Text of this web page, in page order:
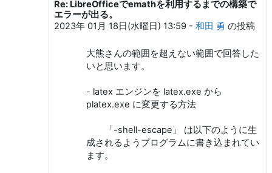
大熊 一弘 への返信
Re: LibreOfficeでemathを利用するまでの構築で
エラーが出る。
2023年 01月 18日(水曜日) 13:59 -和田 勇 の投稿
大熊さんの範囲を超えない範囲で回答した
いと思います。
- latex エンジンを latex.exe から
platex.exe に変更する方法
「-shell-escape」 は以下のように生
成されるようプログラムに書き込まれてい
ます。